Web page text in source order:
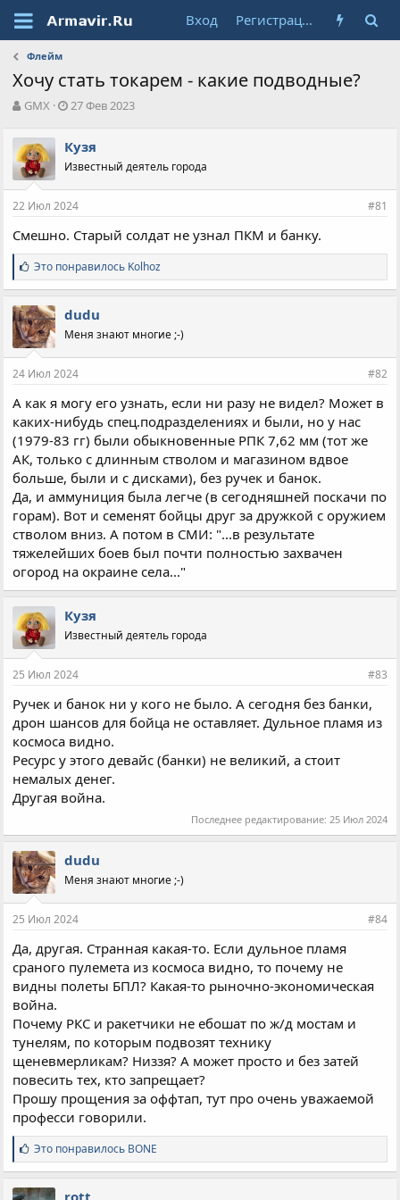
Вход Регистрация
Флейм
Хочу стать токарем - какие подводные?
А
т
о
р
т
е
ы
GMX
Д
а
н
ч
л
27 Фев 2023
Кузя
Известный деятель города
22 Июл 2024 #81
Смешно. Старый солдат не узнал ПКМ и банку.
С
и
м
п
а
т
и
:
Это понравилось Kolhoz
dudu
Меня знают многие ;-)
24 Июл 2024 #82
А как я могу его узнать, если ни разу не видел? Может в
каких-нибудь спец.подразделениях и были, но у нас
(1979-83 гг) были обыкновенные РПК 7,62 мм (тот же
АК, только с длинным стволом и магазином вдвое
больше, были и с дисками), без ручек и банок.
Да, и аммуниция была легче (в сегодняшней поскачи по
горам). Вот и семенят бойцы друг за дружкой с оружием
стволом вниз. А потом в СМИ: "...в результате
тяжелейших боев был почти полностью захвачен
огород на окраине села..."
Кузя
Известный деятель города
25 Июл 2024 #83
Ручек и банок ни у кого не было. А сегодня без банки,
дрон шансов для бойца не оставляет. Дульное пламя из
космоса видно.
Ресурс у этого девайс (банки) не великий, а стоит
немалых денег.
Другая война.
Последнее редактирование: 25 Июл 2024
dudu
Меня знают многие ;-)
25 Июл 2024 #84
Да, другая. Странная какая-то. Если дульное пламя
сраного пулемета из космоса видно, то почему не
видны полеты БПЛ? Какая-то рыночно-экономическая
война.
Почему РКС и ракетчики не ебошат по ж/д мостам и
тунелям, по которым подвозят технику
щеневмерликам? Низзя? А может просто и без затей
повесить тех, кто запрещает?
Прошу прощения за оффтап, тут про очень уважаемой
професси говорили.
С
и
м
п
Это понравилось BONE
rott